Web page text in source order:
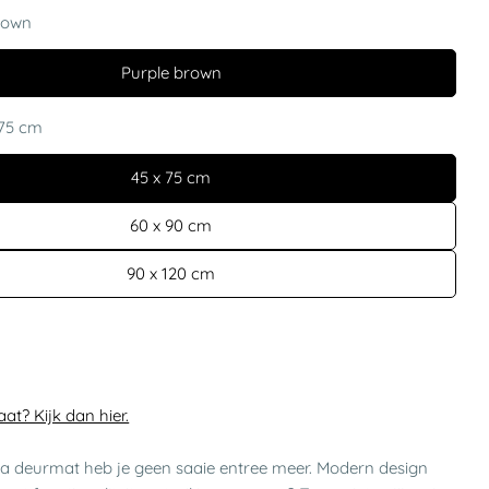
Purple brown
cm
45 x 75 cm
60 x 90 cm
90 x 120 cm
Kijk dan hier.
deurmat heb je geen saaie entree meer. Modern design